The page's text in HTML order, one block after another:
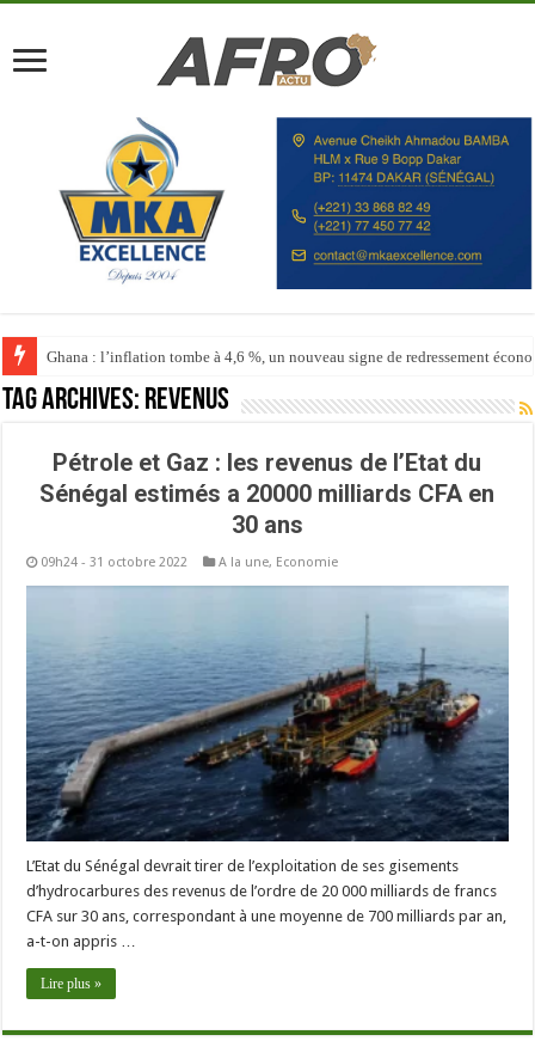
Ghana : l’inflation tombe à 4,6 %, un nouveau signe de redressement
Tag Archives: Revenus
Pétrole et Gaz : les revenus de l’Etat du
Sénégal estimés a 20000 milliards CFA en
30 ans
09h24 - 31 octobre 2022 A la une, Economie
L’Etat du Sénégal devrait tirer de l’exploitation de ses gisements
d’hydrocarbures des revenus de l’ordre de 20 000 milliards de francs
CFA sur 30 ans, correspondant à une moyenne de 700 milliards par an,
a-t-on appris …
Lire plus »